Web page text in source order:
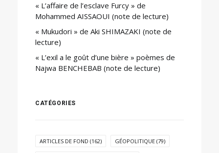
« L’affaire de l’esclave Furcy » de
Mohammed AISSAOUI (note de lecture)
« Mukudori » de Aki SHIMAZAKI (note de
lecture)
« L’exil a le goût d’une bière » poèmes de
Najwa BENCHEBAB (note de lecture)
CATÉGORIES
ARTICLES DE FOND (162) GÉOPOLITIQUE (79)